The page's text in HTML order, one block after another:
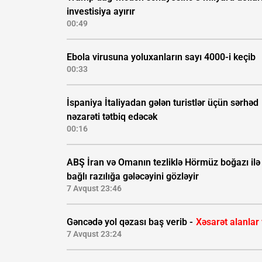
investisiya ayırır
00:49
Ebola virusuna yoluxanların sayı 4000-i keçib
00:33
İspaniya İtaliyadan gələn turistlər üçün sərhəd
nəzarəti tətbiq edəcək
00:16
ABŞ İran və Omanın tezliklə Hörmüz boğazı ilə
bağlı razılığa gələcəyini gözləyir
7 Avqust 23:46
Gəncədə yol qəzası baş verib - Xəsarət alanlar
7 Avqust 23:24